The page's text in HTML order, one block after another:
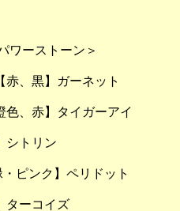
ワーストーン＞
赤、黒】ガーネット
色、赤】タイガーアイ
シトリン
ピンク】ペリドット
ターコイズ